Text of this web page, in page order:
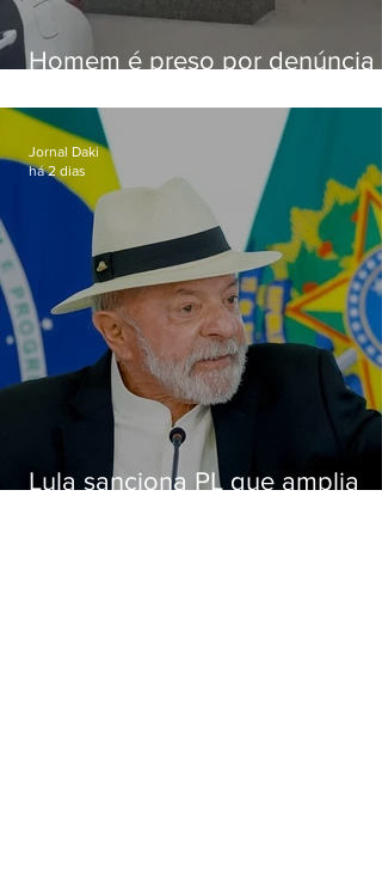
Homem é preso por denúncia
Alcântara
Lula sanciona PL que amplia
Jornal Daki
há 2 dias